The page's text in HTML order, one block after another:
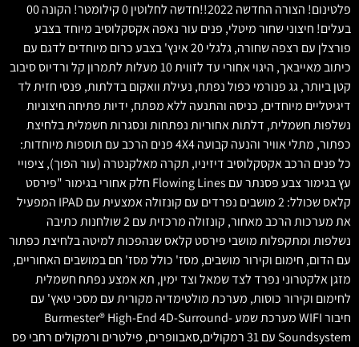
פלטינום! הצורה החדשה 2022!!חדשה לחלוטין 0 קילומטר! הקונה 00
בעלים! חיצוני שחור מיטלי, פנים עור נאפה אקסקלוסיב מיוחד בצבע
פורצלן עם רצפה שחורה, גלגלי 20 אינץ' בצבע כרום מיוחדים לדגם עם
כיתוב מאייבאך, היגוי אחורי עד לזווית 10 מעלות לתמרון קל ורדיוס סיבוב
קטן ביותר, גג פנורמי כפול נפתח, נעילת וואקום בדלתות, פנסי חזית לד
דיגיטליים מיוחדים, כניסה והתנעה ללא מפתח, ידיות פתיחה חיצוניות
נשלפות חשמלית, דלתות אחוריות נפתחות ונסגרות חשמלית בלחיצת
כפתור, מתלי אוויר והנעה קבועה 4X4 פנים הרכב עם תוספות מיוחדות:
כל פנים הרכב אקסקלוסיב דיזיניו, תקרה מאלקנטרה (עור הפוך), ציפויי
עץ בגימור צבע פסנתר עם Flowing Lines חלק אחורי בגימור "פירסט
קלאס שכולל: 2 מושבים נפרדים עם קונזולה אמצעית עם IPAD המפעיל
את מערכות הרכב מאחור, קונזולה מרכזית עם 2 שולחנות כתיבה
נשלפות ומתקפלות מושבי פירסט קלאס שנהפכות למיטה בלחיצת כפתור
עם הדום, חימום וקירור מושבים, מסז' כולל מסז' חם במושבים האחוריים,
מזגן אלקטרוני נפרד לצד שמאל וצד ימין, תא אמצע נפתח חשמלית
לחימום וקירור כוסות, מערכת מולטימדיה מקורית עם מסכי טאץ' עם
חיבור WIFI מערכת שמע Burmester®️ High-End 4D-Surround-
Soundsystem עם 31 רמקולים,סאבוופרים, פילטרים ורמקולים רחבי פס